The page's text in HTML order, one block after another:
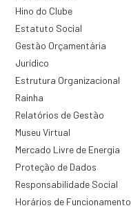
Hino do Clube
Estatuto Social
Gestão Orçamentária
Jurídico
Estrutura Organizacional
Rainha
Relatórios de Gestão
Museu Virtual
Mercado Livre de Energia
Proteção de Dados
Responsabilidade Social
Horários de Funcionamento